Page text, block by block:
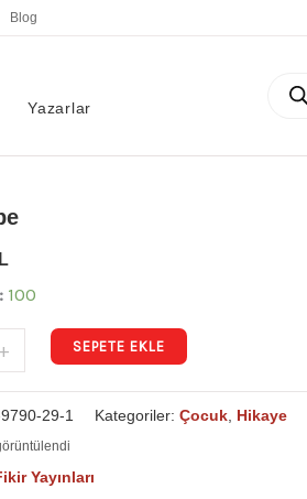
Blog
Yazarlar
search
100
+ SEPETE EKLE
29-1 Kategoriler: Çocuk, Hikaye
Yayınları